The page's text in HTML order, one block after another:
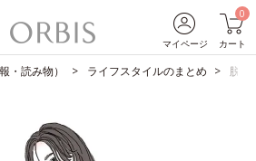
マイページ
0
カート
・読み物） ライフスタイルのまとめ 脱毛